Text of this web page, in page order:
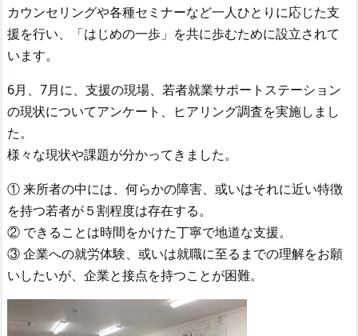
カウンセリングや各種セミナーなど一人ひとりに応じた支
援を行い、「はじめの一歩」を共に歩むために設立されて
います。
6月、7月に、支援の現場、若者就業サポートステーション
の現状についてアンケート、ヒアリング調査を実施しまし
た。
様々な現状や課題が分かってきました。
① 来所者の中には、何らかの障害、或いはそれに近い特徴
を持つ若者が５割程度は存在する。
② できることは時間をかけた丁寧で地道な支援。
③ 企業への就労体験、或いは就職に至るまでの理解をお願
いしたいが、企業と接点を持つことが困難。